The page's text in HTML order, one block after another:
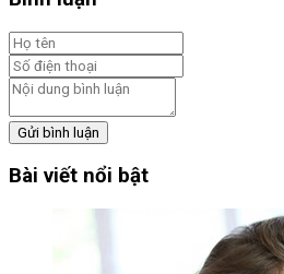
Gửi bình luận
Bài viết nổi bật